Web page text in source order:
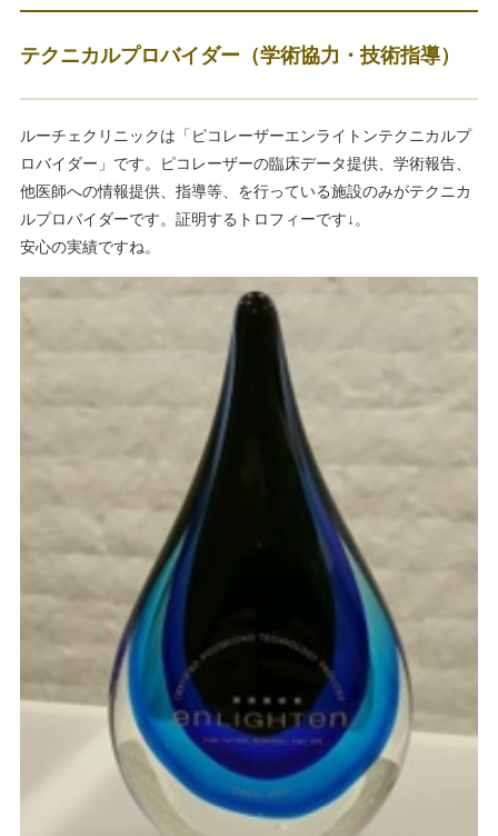
テクニカルプロバイダー（学術協力・技術指導）
ルーチェクリニックは「ピコレーザーエンライトンテクニカルプ
ロバイダー」です。ピコレーザーの臨床データ提供、学術報告、
他医師への情報提供、指導等、を行っている施設のみがテクニカ
ルプロバイダーです。証明するトロフィーです↓。
安心の実績ですね。